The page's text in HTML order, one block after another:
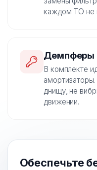
каждом ТО не
Демпферы
В комплекте
днищу, не
движении.
Обеспечьте